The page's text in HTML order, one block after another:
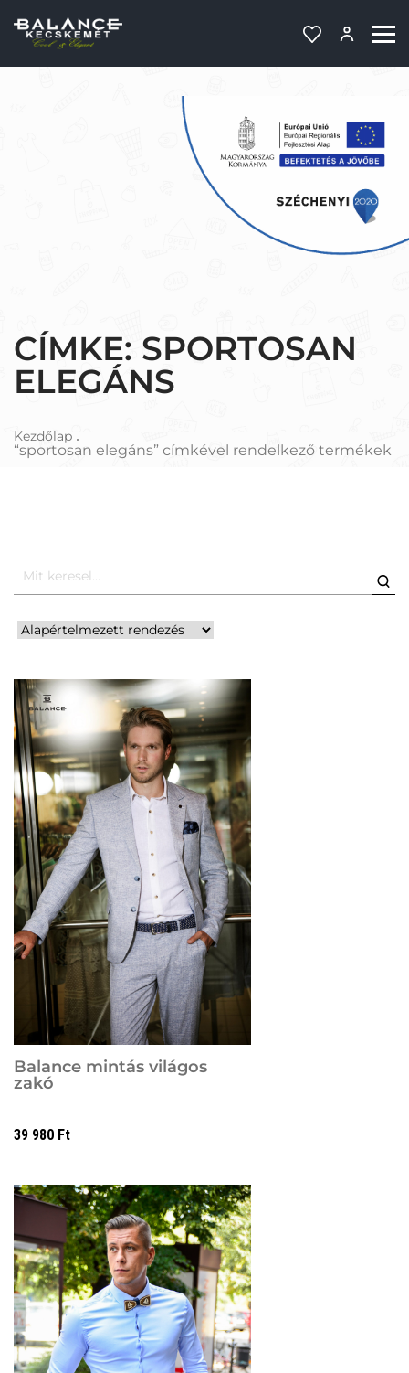
CÍMKE: SPORTOSAN
ELEGÁNS
Kezdőlap
“sportosan elegáns” címkével rendelkező termékek
Balance mintás világos
zakó
39 980 Ft